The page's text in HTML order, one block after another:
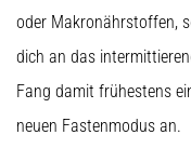
oder Makronährstoffen,
dich an das
Fang damit frühestens
neuen Fastenmodus an.